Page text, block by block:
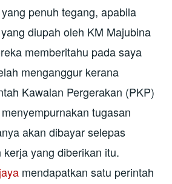
penuh tegang, apabila
diupah oleh KM Majubina
memberitahu pada saya
menganggur kerana
Kawalan Pergerakan (PKP)
tugasan
akan dibayar selepas
yang diberikan itu.
mendapatkan satu perintah